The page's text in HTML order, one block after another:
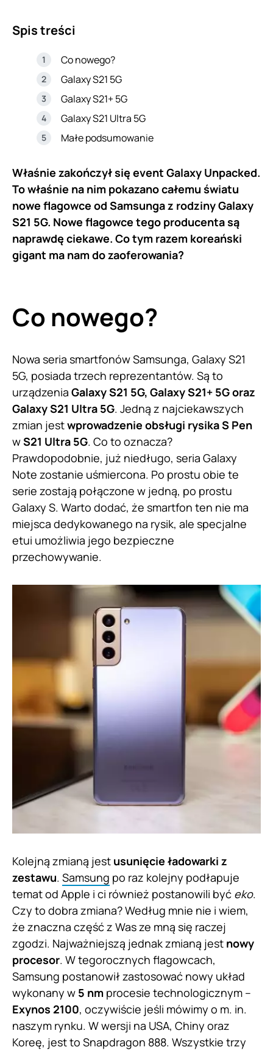
Spis treści
Co nowego?
Galaxy S21 5G
Galaxy S21+ 5G
Galaxy S21 Ultra 5G
Małe podsumowanie
Właśnie zakończył się event Galaxy Unpacked.
To właśnie na nim pokazano całemu światu
nowe flagowce od Samsunga z rodziny Galaxy
S21 5G. Nowe flagowce tego producenta są
naprawdę ciekawe. Co tym razem koreański
gigant ma nam do zaoferowania?
Co nowego?
Nowa seria smartfonów Samsunga, Galaxy S21
5G, posiada trzech reprezentantów. Są to
urządzenia Galaxy S21 5G, Galaxy S21+ 5G oraz
Galaxy S21 Ultra 5G. Jedną z najciekawszych
zmian jestwprowadzenie obsługi rysika S Pen
wS21 Ultra 5G. Co to oznacza?
Prawdopodobnie, już niedługo, seria Galaxy
Note zostanie uśmiercona. Po prostu obie te
serie zostają połączone w jedną, po prostu
Galaxy S. Warto dodać, że smartfon ten nie ma
miejsca dedykowanego na rysik, ale specjalne
etui umożliwia jego bezpieczne
przechowywanie.
Kolejną zmianą jest usunięcie ładowarki z
zestawu. Samsung po raz kolejny podłapuje
temat od Apple i ci również postanowili być eko.
Czy to dobra zmiana? Według mnie nie i wiem,
że znaczna część z Was ze mną się raczej
zgodzi. Najważniejszą jednak zmianą jest nowy
procesor. W tegorocznych flagowcach,
Samsung postanowił zastosować nowy układ
wykonany w 5 nm procesie technologicznym –
Exynos 2100, oczywiście jeśli mówimy o m. in.
naszym rynku. W wersji na USA, Chiny oraz
Koreę, jest to Snapdragon 888. Wszystkie trzy